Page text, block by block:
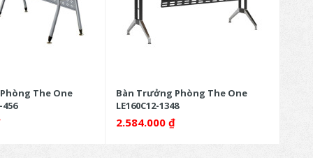
The One
456
Bàn Trưởng Phòng The One
LE160C12-1348
2.584.000 ₫